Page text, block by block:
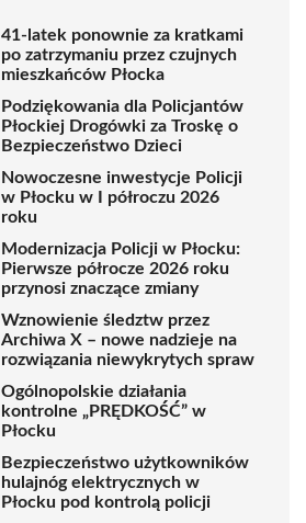
41-latek ponownie za kratkami
po zatrzymaniu przez czujnych
mieszkańców Płocka
Podziękowania dla Policjantów
Płockiej Drogówki za Troskę o
Bezpieczeństwo Dzieci
Nowoczesne inwestycje Policji
w Płocku w I półroczu 2026
roku
Modernizacja Policji w Płocku:
Pierwsze półrocze 2026 roku
przynosi znaczące zmiany
Wznowienie śledztw przez
Archiwa X – nowe nadzieje na
rozwiązania niewykrytych spraw
Ogólnopolskie działania
kontrolne „PRĘDKOŚĆ” w
Płocku
Bezpieczeństwo użytkowników
hulajnóg elektrycznych w
Płocku pod kontrolą policji